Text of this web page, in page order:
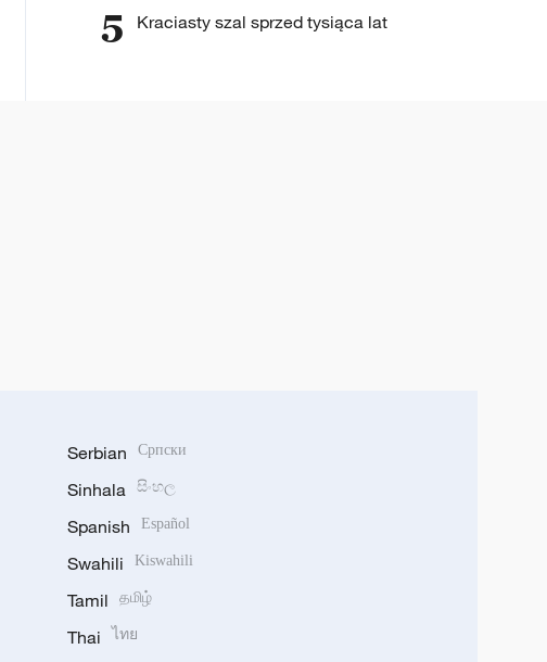
5 Kraciasty szal sprzed tysiąca lat
Serbian Српски
Sinhala සිංහල
Spanish Español
Swahili Kiswahili
Tamil தமிழ்
Thai ไทย